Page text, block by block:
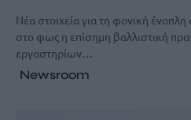
Νέα στοιχεία για τη φονική
στο φως η επίσημη βαλλιστική
εργαστηρίων…
Newsroom